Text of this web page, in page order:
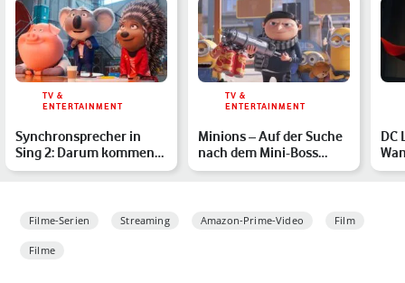
TV &
ENTERTAINMENT
Synchronsprecher in
Sing 2: Darum kommen
Dir die deutschen
TV &
ENTERTAINMENT
Minions – Auf der Suche
nach dem Mini-Boss
streamen: Alle Infos z…
DC
Filme-Serien Streaming Amazon-Prime-Video Film
Filme